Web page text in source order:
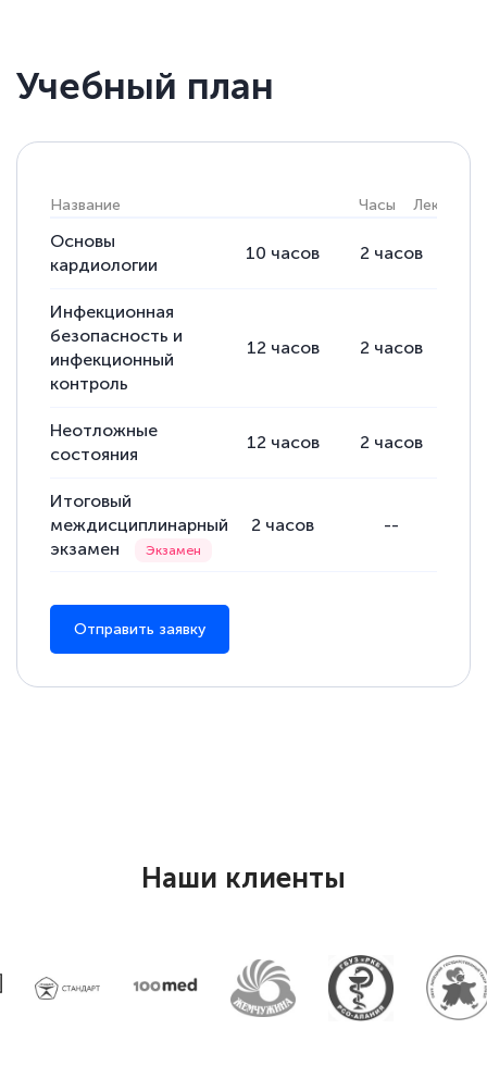
двух…
Знаток города 7 уровня
быстро ответили, разъяснили все детали.
Обучение понравилось: огромное
количество тематической литературы,
прохождения курса, удобная система
каком этапе…
Учебный план
Название Часы Лекции
Основы
кардиологии
10 часов 2 часов
Инфекционная
безопасность и
инфекционный
контроль
12 часов 2 часов
Неотложные
состояния
12 часов 2 часов
Итоговый
междисциплинарный
экзамен
2 часов --
Отправить заявку
Наши клиенты